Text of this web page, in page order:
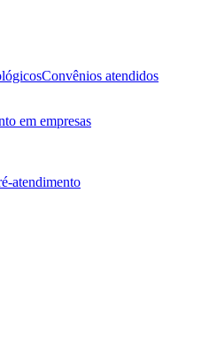
Convênios atendidos
em empresas
atendimento